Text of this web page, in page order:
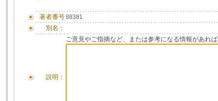
著者番号88381
別名：
説明：
ご意見やご指摘など、または参考になる情報があれ